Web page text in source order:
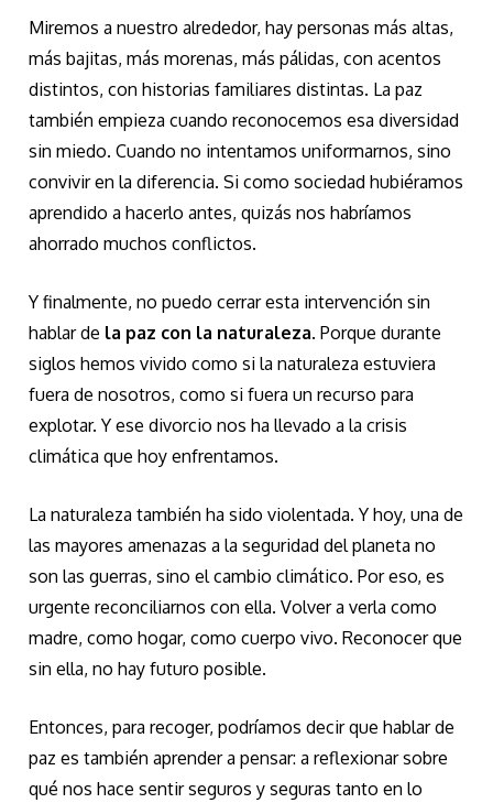
Miremos a nuestro alrededor, hay personas más altas,
más bajitas, más morenas, más pálidas, con acentos
distintos, con historias familiares distintas. La paz
también empieza cuando reconocemos esa diversidad
sin miedo. Cuando no intentamos uniformarnos, sino
convivir en la diferencia. Si como sociedad hubiéramos
aprendido a hacerlo antes, quizás nos habríamos
ahorrado muchos conflictos.
Y finalmente, no puedo cerrar esta intervención sin
hablar de la paz con la naturaleza. Porque durante
siglos hemos vivido como si la naturaleza estuviera
fuera de nosotros, como si fuera un recurso para
explotar. Y ese divorcio nos ha llevado a la crisis
climática que hoy enfrentamos.
La naturaleza también ha sido violentada. Y hoy, una de
las mayores amenazas a la seguridad del planeta no
son las guerras, sino el cambio climático. Por eso, es
urgente reconciliarnos con ella. Volver a verla como
madre, como hogar, como cuerpo vivo. Reconocer que
sin ella, no hay futuro posible.
Entonces, para recoger, podríamos decir que hablar de
paz es también aprender a pensar: a reflexionar sobre
qué nos hace sentir seguros y seguras tanto en lo